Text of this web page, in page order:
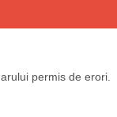
permis de erori.